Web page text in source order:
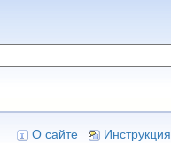
О сайте Инструкция